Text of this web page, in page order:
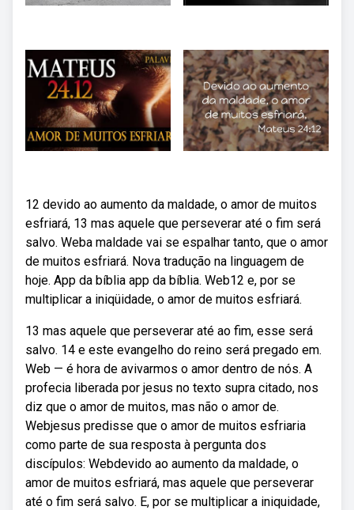
12 devido ao aumento da maldade, o amor de muitos
esfriará, 13 mas aquele que perseverar até o fim será
salvo. Weba maldade vai se espalhar tanto, que o amor
de muitos esfriará. Nova tradução na linguagem de
hoje. App da bíblia app da bíblia. Web12 e, por se
multiplicar a iniqüidade, o amor de muitos esfriará.
13 mas aquele que perseverar até ao fim, esse será
salvo. 14 e este evangelho do reino será pregado em.
Web — é hora de avivarmos o amor dentro de nós. A
profecia liberada por jesus no texto supra citado, nos
diz que o amor de muitos, mas não o amor de.
Webjesus predisse que o amor de muitos esfriaria
como parte de sua resposta à pergunta dos
discípulos: Webdevido ao aumento da maldade, o
amor de muitos esfriará, mas aquele que perseverar
até o fim será salvo. E, por se multiplicar a iniquidade,